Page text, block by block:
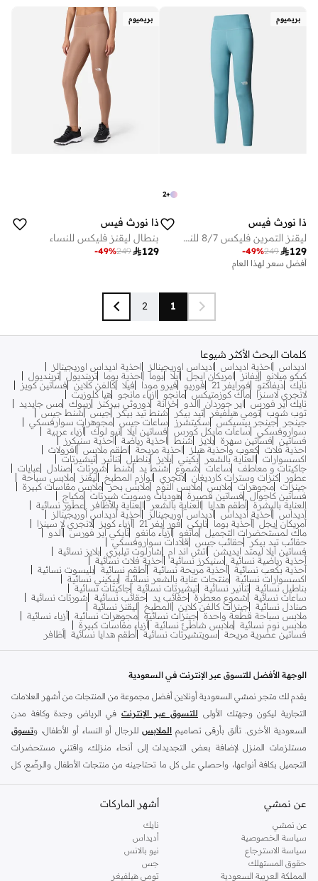
بريميوم
+
2
ذا نورث فيس
ليقنز التمرين فليكس 8/7 للنساء
129
249
-49%
أفضل سعر لهذا العام
بريميوم
ذا نورث فيس
بنطال ليقنز فليكس للنساء
129
249
-49%
1
2
كلمات البحث الأكثر شيوعا
اديداس احذية اديداس اديداس اوريجينالز
احذية اديداس اوريجينالز
كيكو ميلانو
إيفانز امريكان ايجل ايلا بوما احذية بوما ترينديول ترينديول
نايك ديفاكتو فورايفر 21 فوريو فيرو مودا فيلا كالفن كلاين فساتين كويز
لانجري لاسنزا
ماك كوزمتيكس مانجو ازياء مانجو
هيا كلوزيت
نايك اير فورس
اير جوردان الدو خزانة دوروثي بيركنز ريبوك مس جايديد
توب شوب تومي هيلفيغر تيد بيكر شنط تيد بيكر جيس
شنط جيس
جينجر
جينجر بيسيكس سكيتشرز ساعات جيس مجوهرات سوارفسكي
سواروفسكي
ساعات مايكل كورس فساتين ايلا نيو لوك أزياء عربية
فساتين
فساتين سهرة بلايز شنط احذية رياضة
احذية سنيكرز
احذية فلات كعوب واحذية هيلز احذية مريحة اطقم ملابس
افرولات
اكسسوارات
العناية بالشعر بكيني بلايز بناطيل تنانير
تيشيرتات
جاكيتات و معاطف
ساعات شموع شنط يد شنط شورتات صنادل
عبايات
عطور
كنزات وسترات كارديغان لانجري لوازم المطبخ ليقنز
ملابس سباحة
جينزات مجوهرات ملابس ملابس النوم ملابس بحر ملابس مقاسات كبيرة
فساتين كاجوال
فساتين قصيرة هوديات وسويت شيرتات مكياج
العناية بالبشرة أطقم هدايا العناية بالشعر العناية بالأظافر
عطور نسائية
أديداس أحذية أديداس أديداس أوريجينالز
أحذية أديداس أوريجينالز
أمريكان إيجل أحذية بوما نايكي فور إيفر 21 أزياء كويز
لانجري لا سينزا
ماك لمستحضرات التجميل مانغو أزياء مانغو نايكي اير فورس ألدو
حقائب تيد بيكر
حقائب جيس
قلادات سواروفسكي
فساتين ايلا ليمتد ايديشن
اتش اند ام شارلوت تيلبري بلايز نسائية
أحذية رياضية نسائية
سنيكرز نسائية أحذية فلات نسائية
أحذية بكعب نسائية أحذية مريحة نسائية أطقم نسائية بليسوت نسائية
اكسسوارات نسائية منتجات عناية بالشعر نسائية بيكيني نسائية
بناطيل نسائية تنانير نسائية تيشيرتات نسائية جاكيتات نسائية
ساعات نسائية
شموع معطرة حقائب يد حقائب نسائية
شورتات نسائية
صنادل نسائية جينزات كالفن كلاين المطبخ
ليقنز نسائية
ملابس سباحة قطعة واحدة جينزات نسائية مجوهرات نسائية أزياء نسائية
ملابس نوم نسائية ملابس شاطئ نسائية أزياء مقاسات كبيرة
فساتين عصرية مريحة
سويتشيرتات نسائية أطقم هدايا نسائية أظافر
الوجهة الأفضل للتسوق عبر الإنترنت في السعودية
يقدم لك متجر نمشي السعودية أونلاين أفضل مجموعة من المنتجات من أشهر العلامات
التجارية ليكون وجهتك الأولى للتسوق عبر الإنترنت في الرياض وجدة وكافة مدن
السعودية الأخرى. تألق بأرقى تصاميم الملابس للرجال أو النساء أو الأطفال، وتسوق
مستلزمات المنزل لإضافة بعض التجديدات إلى أنحاء منزلك، واقتني مستحضرات
التجميل بكافة أنواعها، واحصلي على كل ما تحتاجينه من منتجات الأطفال والرضّع، كل
أفضل العلامات التجارية في السعودية
يضم متجر نمشي السعودية أونلاين مجموعة ضخمة من المنتجات من أفضل العلامات
التجارية، بداية من الأزياء وحتى مستلزمات المنزل. ستجد لدينا كل ما ترغب به من
الملابس والأحذية والإكسسوارات وكافة احتياجاتك الأخرى من علامات رائدة مثل:
ديفاكتو ، و ديزل، وبيير كاردان تومي هيلفيغر، وريفر ايلاند
عن نمشي
عن نمشي
سياسة الخصوصية
سياسة الاسترجاع
حقوق المستهلك
المملكة العربية السعودية
أشهر الماركات
نايك
أديداس
نيو بالانس
جس
تومي هيلفيغر